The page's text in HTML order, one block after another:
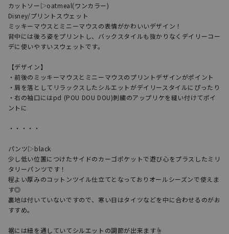
カットソー▷oatmeal(ワンカラー)
Disney/プリントスウェット
ミッキーマウスとミニーマウスの表情がかわいいデザイン！
背中には後ろ姿をプリントし、バックスタイルも抜かりなくデイリーコー
デに使いやすいスウェットです。
【デザイン】
・前後のミッキーマウスとミニーマウスのプリントデザインがポイント
・肩を落としてリラックスしたシルエットがデイリースタイルにぴったり
・右の袖口にはpd (POU DOU DOU)刺繍のアップリケを縫い付けてポイ
ントに
・・・・・
パンツ▷black
少し低い位置につけたサイドのカーゴポケットで遊び心をプラスしたミリ
タリーパンツです！
程よい厚みのコットンツイル仕立てとなっておりオールシーズンで使えま
す◎
裏地は付いていないですので、寒い日はタイツなどを中に合わせるのがお
すすめ。
裾には紐を通していてシルエットの調節が出来ます☝︎